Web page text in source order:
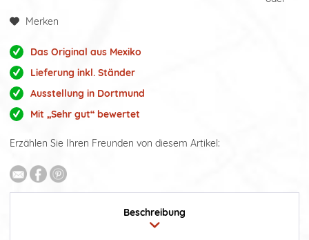
Merken
Das Original aus Mexiko
Lieferung inkl. Ständer
Ausstellung in Dortmund
Mit „Sehr gut“ bewertet
Erzählen Sie Ihren Freunden von diesem Artikel:
Beschreibung